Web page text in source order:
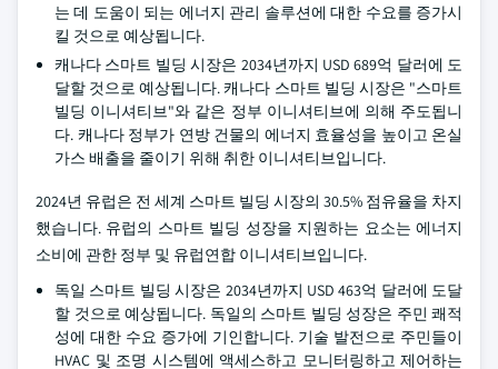
는 데 도움이 되는 에너지 관리 솔루션에 대한 수요를 증가시
킬 것으로 예상됩니다.
캐나다 스마트 빌딩 시장은 2034년까지 USD 689억 달러에 도
달할 것으로 예상됩니다. 캐나다 스마트 빌딩 시장은 "스마트
빌딩 이니셔티브"와 같은 정부 이니셔티브에 의해 주도됩니
다. 캐나다 정부가 연방 건물의 에너지 효율성을 높이고 온실
가스 배출을 줄이기 위해 취한 이니셔티브입니다.
2024년 유럽은 전 세계 스마트 빌딩 시장의 30.5% 점유율을 차지
했습니다. 유럽의 스마트 빌딩 성장을 지원하는 요소는 에너지
소비에 관한 정부 및 유럽연합 이니셔티브입니다.
독일 스마트 빌딩 시장은 2034년까지 USD 463억 달러에 도달
할 것으로 예상됩니다. 독일의 스마트 빌딩 성장은 주민 쾌적
성에 대한 수요 증가에 기인합니다. 기술 발전으로 주민들이
HVAC 및 조명 시스템에 액세스하고 모니터링하고 제어하는